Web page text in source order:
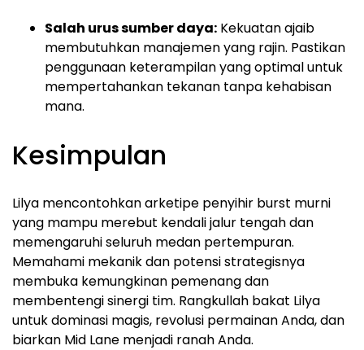
Salah urus sumber daya: Kekuatan ajaib
membutuhkan manajemen yang rajin. Pastikan
penggunaan keterampilan yang optimal untuk
mempertahankan tekanan tanpa kehabisan
mana.
Kesimpulan
Lilya mencontohkan arketipe penyihir burst murni
yang mampu merebut kendali jalur tengah dan
memengaruhi seluruh medan pertempuran.
Memahami mekanik dan potensi strategisnya
membuka kemungkinan pemenang dan
membentengi sinergi tim. Rangkullah bakat Lilya
untuk dominasi magis, revolusi permainan Anda, dan
biarkan Mid Lane menjadi ranah Anda.